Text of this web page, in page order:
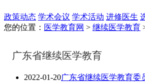
政策动态 学术会议 学术活动 进修医生
您的位置： 医学教育网 > 继续医学教育
广东省继续医学教育
2022-01-20广东省继续医学教育委